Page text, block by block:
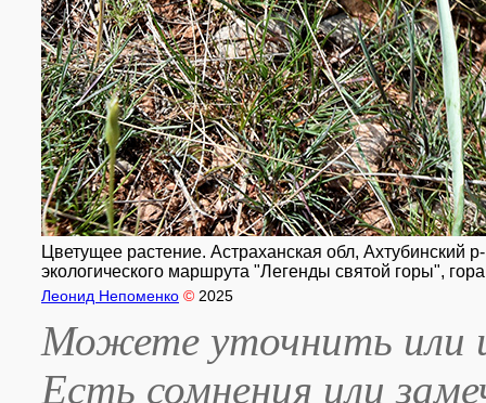
Цветущее растение. Астраханская обл, Ахтубинский
экологического маршрута "Легенды святой горы",
Леонид Непоменко © 2025
Можете уточнить или
Есть сомнения или